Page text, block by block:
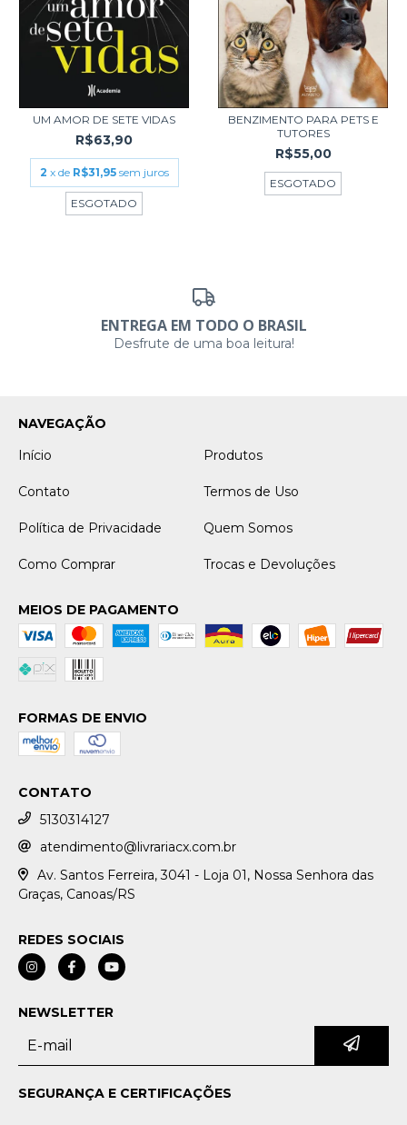
UM AMOR DE SETE VIDAS
R$63,90
2 x de R$31,95 sem juros
ESGOTADO
BENZIMENTO PARA PETS E
TUTORES
R$55,00
ESGOTADO
ENTREGA EM TODO O BRASIL
Desfrute de uma boa leitura!
NAVEGAÇÃO
Início
Produtos
Contato Termos de Uso
Política de Privacidade Quem Somos
Como Comprar Trocas e Devoluções
MEIOS DE PAGAMENTO
FORMAS DE ENVIO
CONTATO
5130314127
atendimento@livrariacx.com.br
Av. Santos Ferreira, 3041 - Loja 01, Nossa Senhora das
Graças, Canoas/RS
REDES SOCIAIS
NEWSLETTER
SEGURANÇA E CERTIFICAÇÕES